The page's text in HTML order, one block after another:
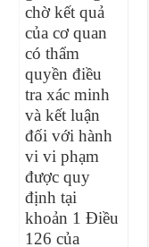
chờ kết quả
của cơ quan
có thẩm
quyền điều
tra xác minh
và kết luận
đối với hành
vi vi phạm
được quy
định tại
khoản 1 Điều
126 của